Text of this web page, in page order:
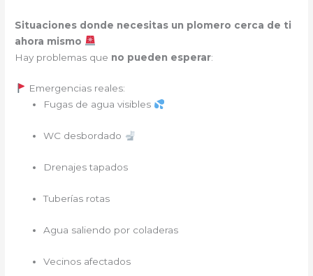
Situaciones donde necesitas un plomero cerca de ti
ahora mismo
Hay problemas que no pueden esperar:
Emergencias reales:
Fugas de agua visibles
WC desbordado
Drenajes tapados
Tuberías rotas
Agua saliendo por coladeras
Vecinos afectados